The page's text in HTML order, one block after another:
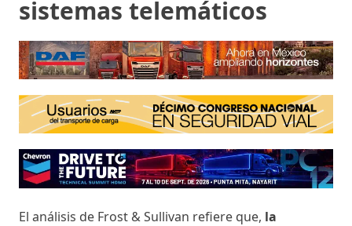
sistemas telemáticos
El análisis de Frost & Sullivan refiere que, la